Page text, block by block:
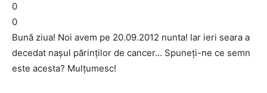
0
0
Bună ziua! Noi avem pe 20.09.2012 nunta! Iar ieri seara a
decedat nașul părinților de cancer… Spuneți-ne ce semn
este acesta? Mulțumesc!